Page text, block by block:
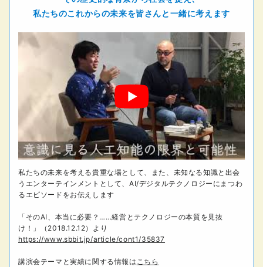
私たちのこれからの未来を皆さんと一緒に考えます
私たちの未来を考える貴重な場として、また、未知なる知識と出会
うエンターテインメントとして、AI/デジタルテクノロジーにまつわ
るエピソードをお伝えします
「そのAI、本当に必要？……経営とテクノロジーの本質を見抜
け！」（2018.12.12）より
https://www.sbbit.jp/article/cont1/35837
講演会テーマと実績に関する情報は こちら